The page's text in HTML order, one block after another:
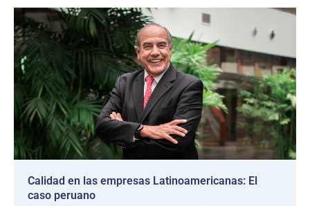
Calidad en las empresas Latinoamericanas: El
caso peruano